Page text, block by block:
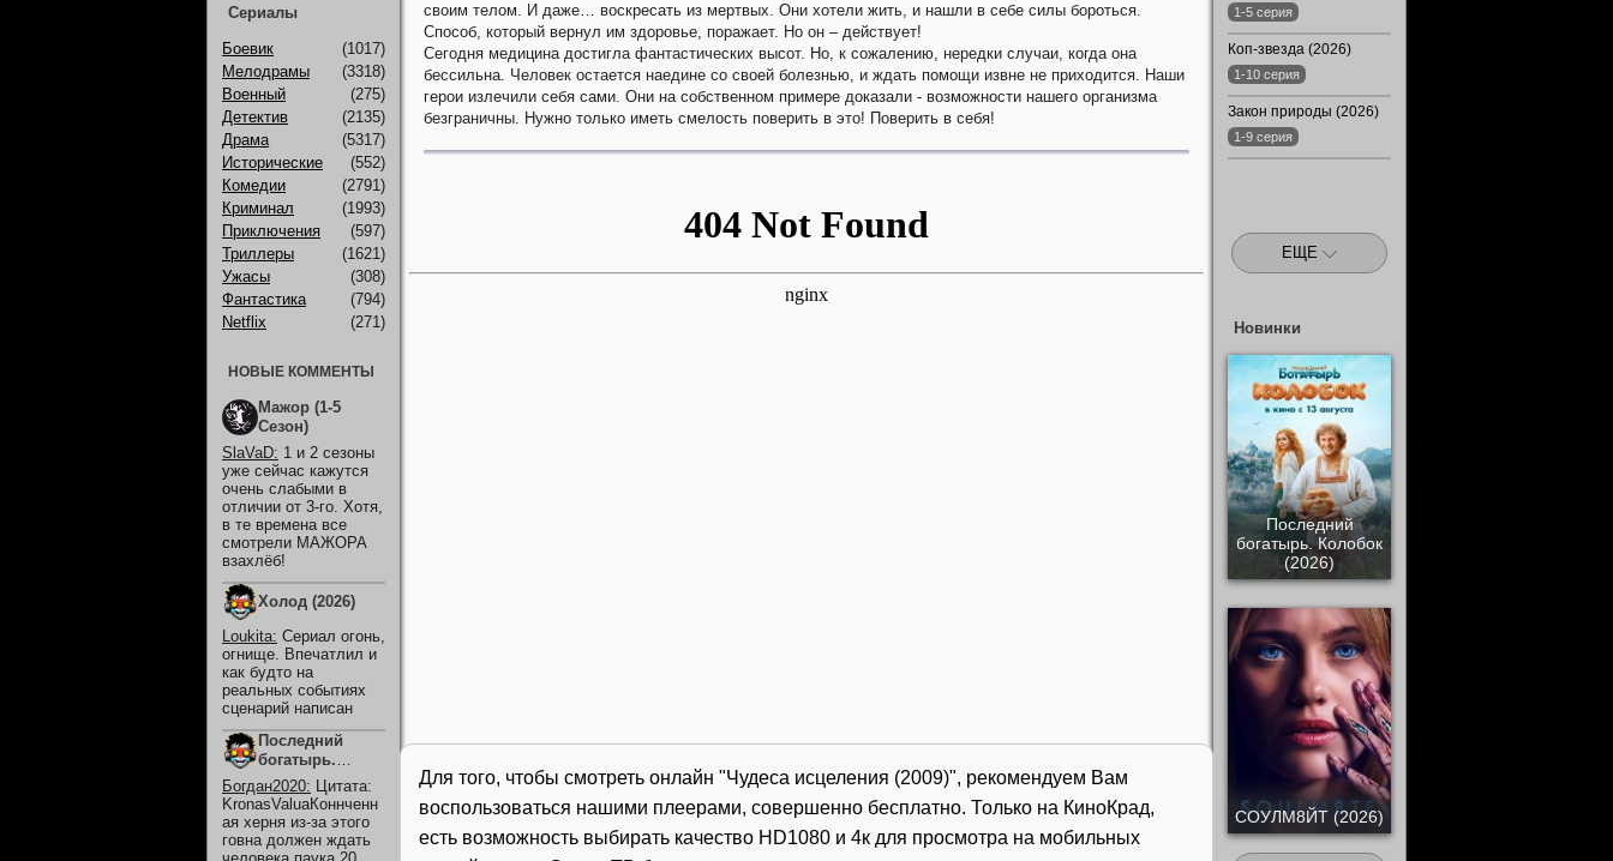
своим телом. И даже… воскресать из мертвых. Они хотели жить, и нашли в себе силы бороться.
Способ, который вернул им здоровье, поражает. Но он – действует!
Сегодня медицина достигла фантастических высот. Но, к сожалению, нередки случаи, когда она
бессильна. Человек остается наедине со своей болезнью, и ждать помощи извне не приходится. Наши
герои излечили себя сами. Они на собственном примере доказали - возможности нашего организма
безграничны. Нужно только иметь смелость поверить в это! Поверить в себя!
Для того, чтобы смотреть онлайн "Чудеса исцеления (2009)", рекомендуем Вам
воспользоваться нашими плеерами, совершенно бесплатно. Только на КиноКрад,
есть возможность выбирать качество HD1080 и 4к для просмотра на мобильных
Сериалы
Боевик
(1017)
Мелодрамы
(3318)
Военный
(275)
Детектив
(2135)
Драма
(5317)
Исторические
(552)
Комедии
(2791)
Криминал
(1993)
Приключения
(597)
Триллеры
(1621)
Ужасы
(308)
Фантастика
(794)
Netflix
(271)
НОВЫЕ КОММЕНТЫ
Мажор (1-5
Сезон)
SlaVaD: 1 и 2 сезоны
уже сейчас кажутся
очень слабыми в
отличии от 3-го. Хотя,
в те времена все
смотрели МАЖОРА
взахлёб!
Холод (2026)
Loukita: Сериал огонь,
огнище. Впечатлил и
как будто на
реальных событиях
сценарий написан
Последний
богатырь.
Колобок (2026)
Богдан2020: Цитата:
KronasValuaКоннченн
ая херня из-за этого
говна должен ждать
1-5 серия
Коп-звезда (2026)
1-10 серия
Закон природы (2026)
1-9 серия
ЕЩЕ
Новинки
Последний
богатырь. Колобок
(2026)
СОУЛМ8ЙТ (2026)